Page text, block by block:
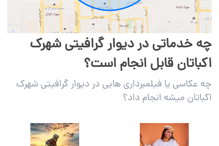
چه خدماتی در دیوار گرافیتی شهرک
اکباتان قابل انجام است؟
چه عکاسی یا فیلمبرداری هایی در دیوار گرافیتی شهرک
اکباتان میشه انجام داد؟